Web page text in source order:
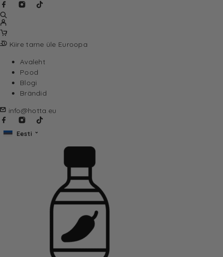
Kiire tarne üle Euroopa
Avaleht
Pood
Blogi
Brändid
info@hotta.eu
Eesti